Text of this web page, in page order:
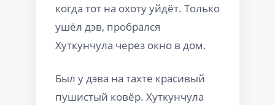
когда тот на охоту уйдёт. Только
ушёл дэв, пробрался
Хуткунчула через окно в дом.
Был у дэва на тахте красивый
пушистый ковёр. Хуткунчула